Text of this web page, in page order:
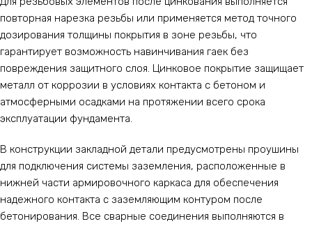
повторная нарезка резьбы или применяется метод точного
дозирования толщины покрытия в зоне резьбы, что
гарантирует возможность навинчивания гаек без
повреждения защитного слоя. Цинковое покрытие защищает
металл от коррозии в условиях контакта с бетоном и
атмосферными осадками на протяжении всего срока
эксплуатации фундамента.
В конструкции закладной детали предусмотрены проушины
для подключения системы заземления, расположенные в
нижней части армировочного каркаса для обеспечения
надежного контакта с заземляющим контуром после
бетонирования. Все сварные соединения выполняются в